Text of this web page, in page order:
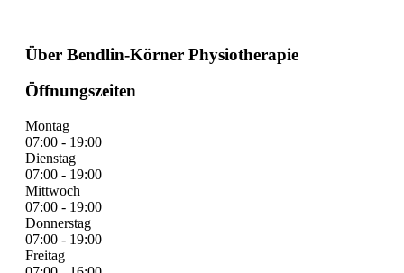
Über Bendlin-Körner Physiotherapie
Öffnungszeiten
Montag
07:00 - 19:00
Dienstag
07:00 - 19:00
Mittwoch
07:00 - 19:00
Donnerstag
07:00 - 19:00
Freitag